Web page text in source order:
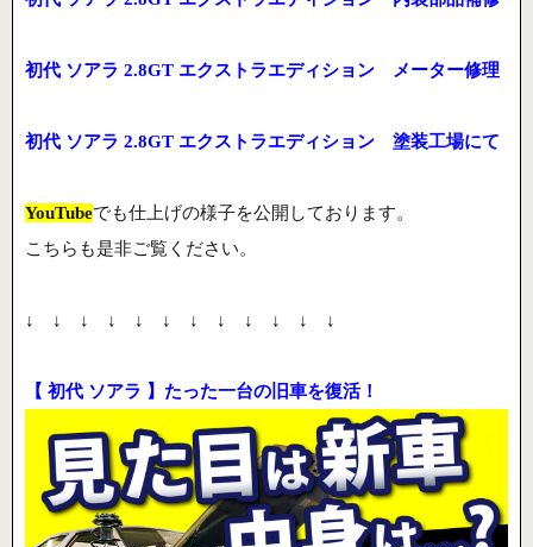
初代 ソアラ 2.8GT エクストラエディション メーター修理
初代 ソアラ 2.8GT エクストラエディション 塗装工場にて
YouTubeでも仕上げの様子を公開しております。
こちらも是非ご覧ください。
↓ ↓ ↓ ↓ ↓ ↓ ↓ ↓ ↓ ↓ ↓ ↓
【 初代 ソアラ 】たった一台の旧車を復活！